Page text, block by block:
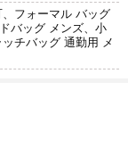
フォーマル バッグ
バッグ メンズ、小
チバッグ 通勤用 メ